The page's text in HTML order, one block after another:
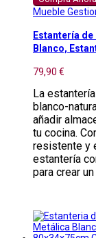
Mueble
Estantería
Blanco,
79,90 €
La
blanco-
añadir
tu cocina.
resistente y
estantería
para crear